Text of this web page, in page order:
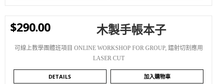
$290.00 木製手帳本子
可線上教學團體班項目 ONLINE WORKSHOP FOR GROUP, 鐳射切割應用
LASER CUT
DETAILS 加入購物車